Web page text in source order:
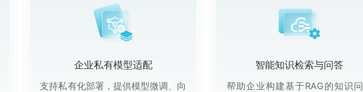
企业私有模型适配
支持私有化部署，提供模型微调、向
智能知识检索与问答
帮助企业构建基于RAG的知识